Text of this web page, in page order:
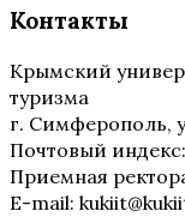
Контакты
Крымский
туризма
г. Симферополь,
Почтовый
Приемная
E-mail: